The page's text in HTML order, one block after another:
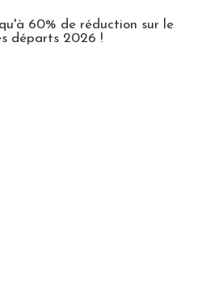
60% de réduction sur le
départs 2026 !